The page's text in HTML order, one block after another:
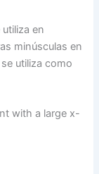
en
minúsculas en
utiliza como
with a large x-